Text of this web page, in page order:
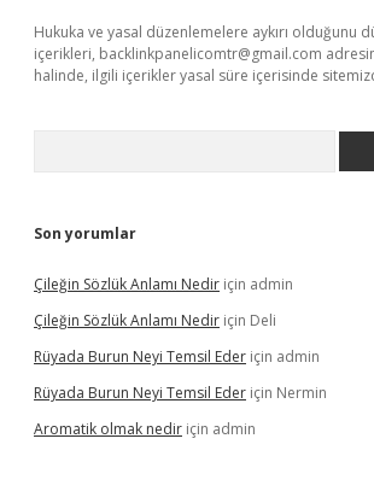
Hukuka ve yasal düzenlemelere aykırı olduğunu
içerikleri, backlinkpanelicomtr@gmail.com
halinde, ilgili içerikler yasal süre içerisinde
Son yorumlar
Çileğin Sözlük Anlamı Nedir için admin
Çileğin Sözlük Anlamı Nedir için Deli
Rüyada Burun Neyi Temsil Eder için admin
Rüyada Burun Neyi Temsil Eder için Nermin
Aromatik olmak nedir için admin